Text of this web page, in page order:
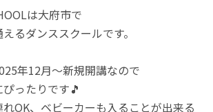
は大府市で
るダンススクールです。
年12月〜新規開講なので
ったりです🎵
OK、ベビーカーも入ることが出来る